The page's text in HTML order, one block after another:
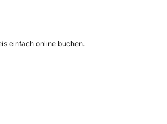
einfach online buchen.